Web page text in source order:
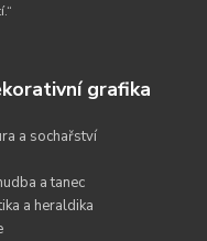
grafika
a sochařství
a tanec
a heraldika